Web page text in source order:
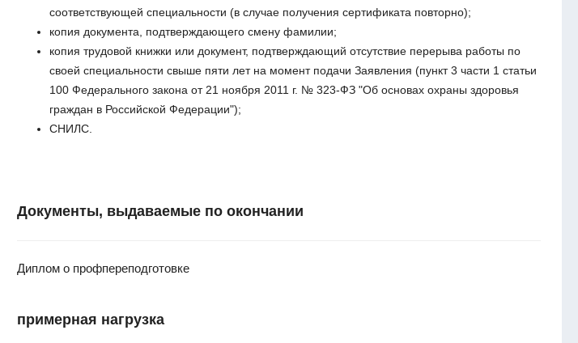
соответствующей специальности (в случае получения сертификата повторно);
копия документа, подтверждающего смену фамилии;
копия трудовой книжки или документ, подтверждающий отсутствие перерыва работы по
своей специальности свыше пяти лет на момент подачи Заявления (пункт 3 части 1 статьи
100 Федерального закона от 21 ноября 2011 г. № 323-ФЗ "Об основах охраны здоровья
граждан в Российской Федерации");
СНИЛС.
Документы, выдаваемые по окончании
Диплом о профпереподготовке
примерная нагрузка